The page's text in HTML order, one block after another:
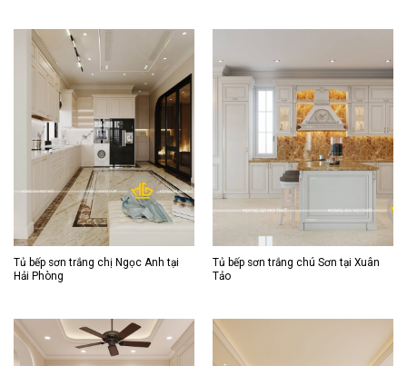
Tủ bếp sơn trắng chị Ngọc Anh tại
Hải Phòng
Tủ bếp sơn trắng chú Sơn tại Xuân
Tảo